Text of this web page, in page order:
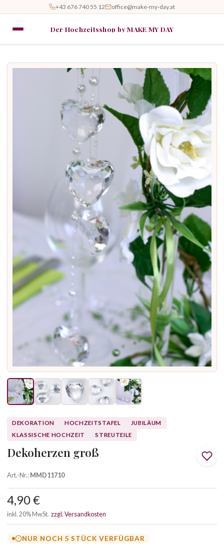
+43 676 740 55 12 office@make-my-day.at
Der Hochzeitsshop by MAKE MY DAY
DEKORATION HOCHZEITSTAFEL
JUBILÄUM
KLASSISCHE HOCHZEIT
STREUTEILE
Dekoherzen groß
Art.-Nr.:MMD11710
4,90 €
inkl. 20% MwSt. zzgl. Versandkosten
NUR NOCH 5 STÜCK VERFÜGBAR